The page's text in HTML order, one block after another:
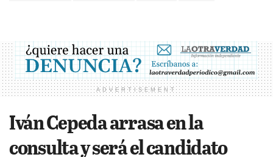
ADVERTISEMENT
Iván Cepeda arrasa en la
consulta y será el candidato